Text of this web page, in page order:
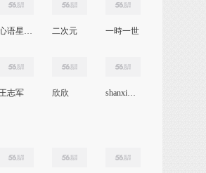
心语星愿 金鑫 二次元 一時一世
王志军 欣欣 shanxingzhe03